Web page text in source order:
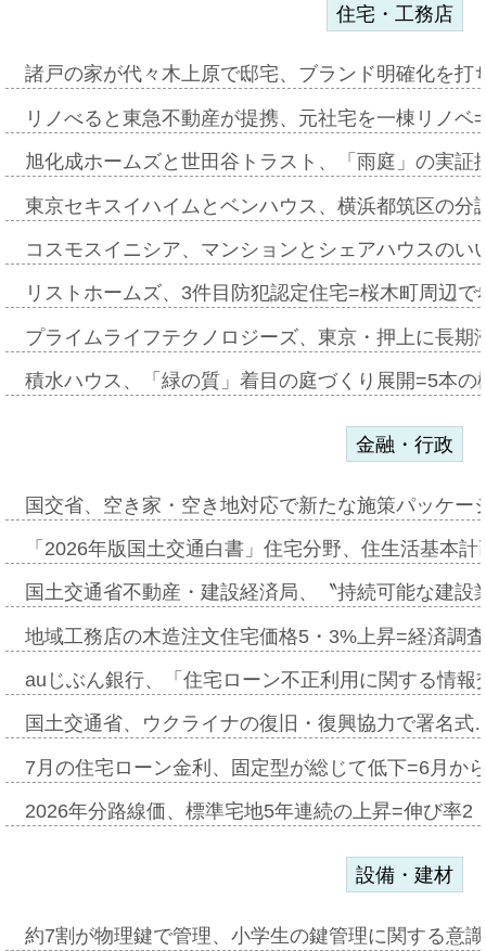
住宅・工務店
諸戸の家が代々木上原で邸宅、ブランド明確化を
リノべると東急不動産が提携、元社宅を一棟リノ
旭化成ホームズと世田谷トラスト、「雨庭」の実
東京セキスイハイムとベンハウス、横浜都筑区の
コスモスイニシア、マンションとシェアハウスの
リストホームズ、3件目防犯認定住宅=桜木町周辺
プライムライフテクノロジーズ、東京・押上に長
積水ハウス、「緑の質」着目の庭づくり展開=5本
金融・行政
国交省、空き家・空き地対応で新たな施策パッケ
「2026年版国土交通白書」住宅分野、住生活基本
国土交通省不動産・建設経済局、〝持続可能な建
地域工務店の木造注文住宅価格5・3%上昇=経済調
auじぶん銀行、「住宅ローン不正利用に関する情
国土交通省、ウクライナの復旧・復興協力で署名
7月の住宅ローン金利、固定型が総じて低下=6月か
2026年分路線価、標準宅地5年連続の上昇=伸び率
設備・建材
約7割が物理鍵で管理、小学生の鍵管理に関する意